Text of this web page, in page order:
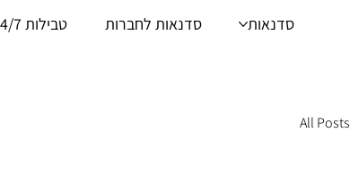
סדנאות סדנאות לחברות טבילות 24/7
All Posts